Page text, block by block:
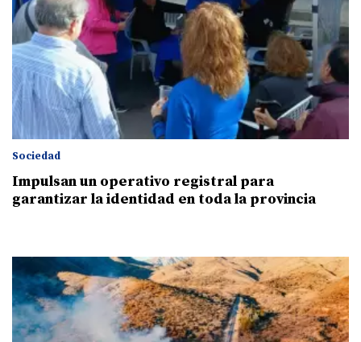
Sociedad
Impulsan un operativo registral para
garantizar la identidad en toda la provincia